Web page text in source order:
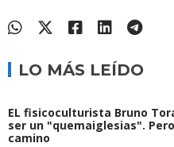
LO MÁS LEÍDO
EL fisicoculturista Bruno
ser un "quemaiglesias".
camino